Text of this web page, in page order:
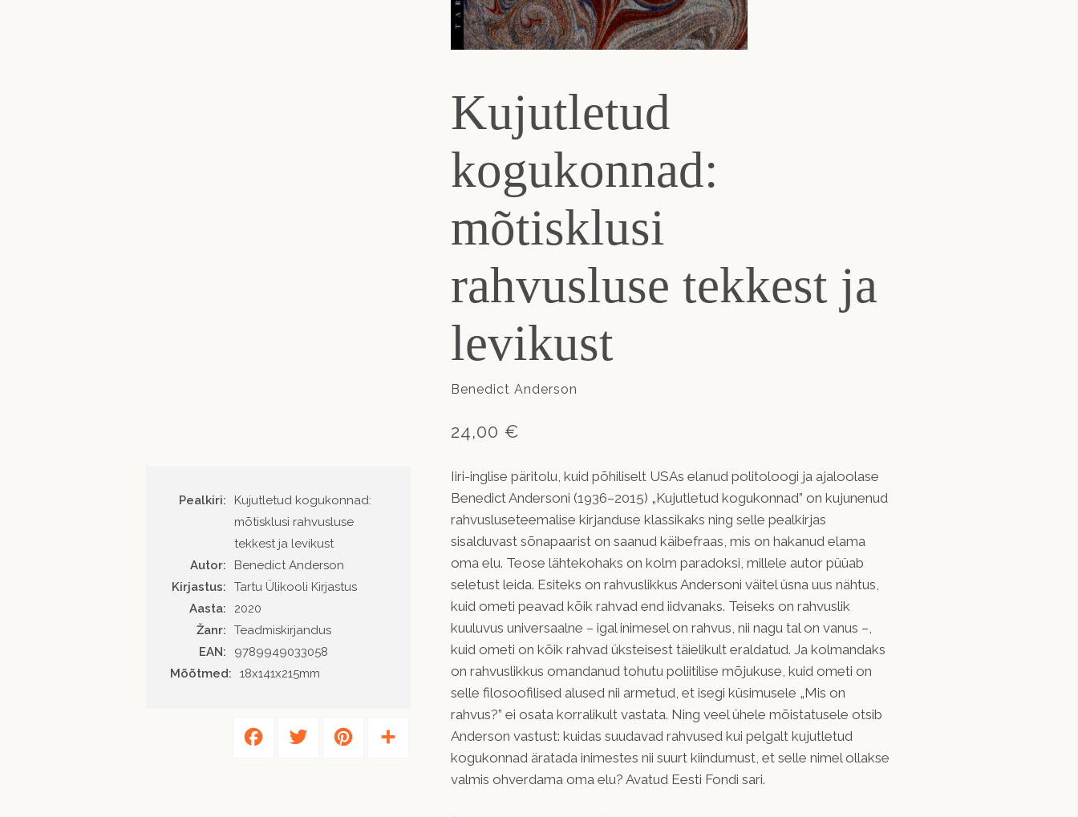
Kujutletud
kogukonnad:
mõtisklusi
rahvusluse tekkest ja
levikust
Benedict Anderson
24,00 €
Iiri-inglise päritolu, kuid põhiliselt USAs elanud politoloogi ja ajaloolase
Benedict Andersoni (1936–2015) „Kujutletud kogukonnad” on kujunenud
rahvusluseteemalise kirjanduse klassikaks ning selle pealkirjas
sisalduvast sõnapaarist on saanud käibefraas, mis on hakanud elama
oma elu. Teose lähtekohaks on kolm paradoksi, millele autor püüab
seletust leida. Esiteks on rahvuslikkus Andersoni väitel üsna uus nähtus,
kuid ometi peavad kõik rahvad end iidvanaks. Teiseks on rahvuslik
kuuluvus universaalne – igal inimesel on rahvus, nii nagu tal on vanus –,
kuid ometi on kõik rahvad üksteisest täielikult eraldatud. Ja kolmandaks
on rahvuslikkus omandanud tohutu poliitilise mõjukuse, kuid ometi on
selle filosoofilised alused nii armetud, et isegi küsimusele „Mis on
rahvus?” ei osata korralikult vastata. Ning veel ühele mõistatusele otsib
Anderson vastust: kuidas suudavad rahvused kui pelgalt kujutletud
kogukonnad äratada inimestes nii suurt kiindumust, et selle nimel ollakse
valmis ohverdama oma elu? Avatud Eesti Fondi sari.
Pealkiri:
Kujutletud kogukonnad:
mõtisklusi rahvusluse
tekkest ja levikust
Autor
Benedict Anderson
Kirjastus
Tartu Ülikooli Kirjastus
Aasta
2020
Žanr
Teadmiskirjandus
EAN
9789949033058
Mõõtmed:
18x141x215mm